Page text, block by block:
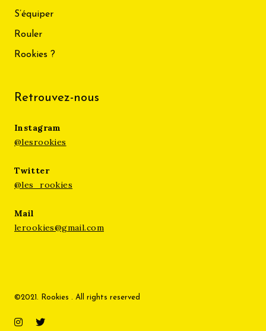
S’équiper
Rouler
Rookies ?
Retrouvez-nous
Instagram
@lesrookies
Twitter
@les_rookies
Mail
lerookies@gmail.com
©2021. Rookies . All rights reserved
Instagram
Twitter